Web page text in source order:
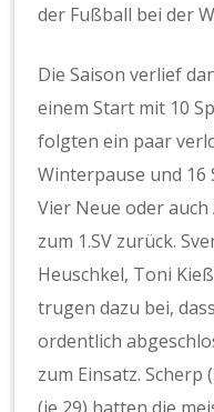
der Fußball bei der
Die Saison verlief
einem Start mit 10
folgten ein paar
Winterpause und 16
Vier Neue oder
zum 1.SV zurück.
Heuschkel, Toni
trugen dazu bei,
ordentlich
zum Einsatz.